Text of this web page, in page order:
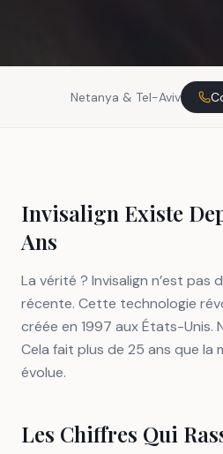
Netanya & Tel-Aviv
Invisalign Existe
Ans
La vérité ? Invisalign n’est
récente. Cette technologie
créée en 1997 aux États-Unis.
Cela fait plus de 25 ans que la
évolue.
Les Chiffres Qui